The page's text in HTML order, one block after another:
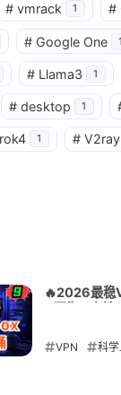
# vmrack 1 #
# Google One 1
# Llama3 1
# desktop 1
1 # V2ray
🔥2026最稳
美国原生IP
VPN 科学